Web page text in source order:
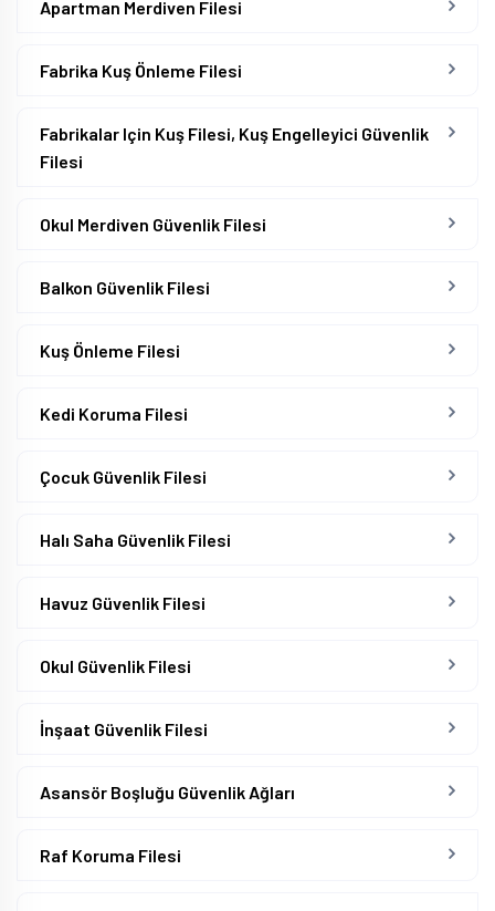
Apartman Merdiven Filesi
Fabrika Kuş Önleme Filesi
Fabrikalar Için Kuş Filesi, Kuş Engelleyici Güvenlik
Filesi
Okul Merdiven Güvenlik Filesi
Balkon Güvenlik Filesi
Kuş Önleme Filesi
Kedi Koruma Filesi
Çocuk Güvenlik Filesi
Halı Saha Güvenlik Filesi
Havuz Güvenlik Filesi
Okul Güvenlik Filesi
İnşaat Güvenlik Filesi
Asansör Boşluğu Güvenlik Ağları
Raf Koruma Filesi